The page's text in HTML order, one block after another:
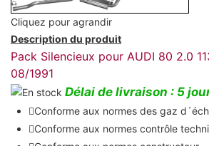
Cliquez pour agrandir
Description du produit
Pack Silencieux pour AUDI 80 2.0
08/1991
Délai de livraison : 5
Conforme aux normes des gaz
Conforme aux normes contrôle